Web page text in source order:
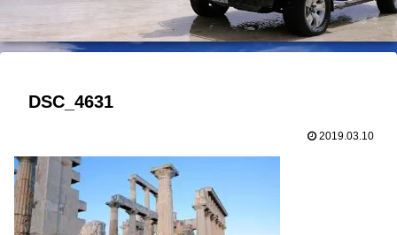
DSC_4631
2019.03.10